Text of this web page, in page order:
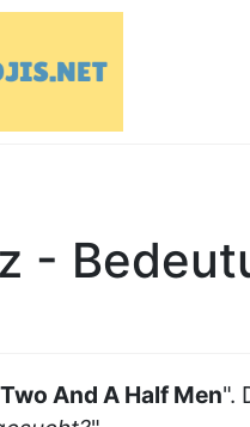
-
Two And A Half Men".